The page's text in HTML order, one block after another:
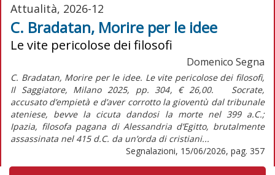
Attualità, 2026-12
C. Bradatan, Morire per le idee
Le vite pericolose dei filosofi
Domenico Segna
C. Bradatan, Morire per le idee. Le vite pericolose dei filosofi,
Il Saggiatore, Milano 2025, pp. 304, € 26,00. Socrate,
accusato d’empietà e d’aver corrotto la gioventù dal tribunale
ateniese, bevve la cicuta dandosi la morte nel 399 a.C.;
Ipazia, filosofa pagana di Alessandria d’Egitto, brutalmente
assassinata nel 415 d.C. da un’orda di cristiani...
Segnalazioni, 15/06/2026, pag. 357